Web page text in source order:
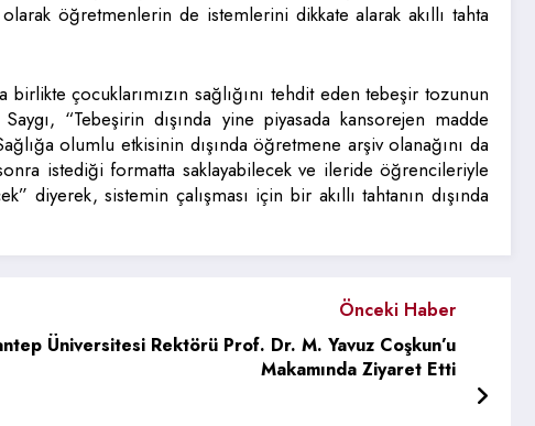
öğretmenlerin de istemlerini dikkate alarak akıllı tahta
birlikte çocuklarımızın sağlığını tehdit eden tebeşir tozunun
“Tebeşirin dışında yine piyasada kansorejen madde
olumlu etkisinin dışında öğretmene arşiv olanağını da
istediği formatta saklayabilecek ve ileride öğrencileriyle
diyerek, sistemin çalışması için bir akıllı tahtanın dışında
Önceki Haber
Üniversitesi Rektörü Prof. Dr. M. Yavuz Coşkun’u
Makamında Ziyaret Etti